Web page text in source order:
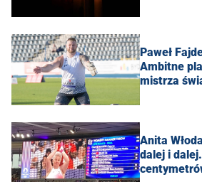
Paweł
Ambitne
mistrza
Anita
dalej i